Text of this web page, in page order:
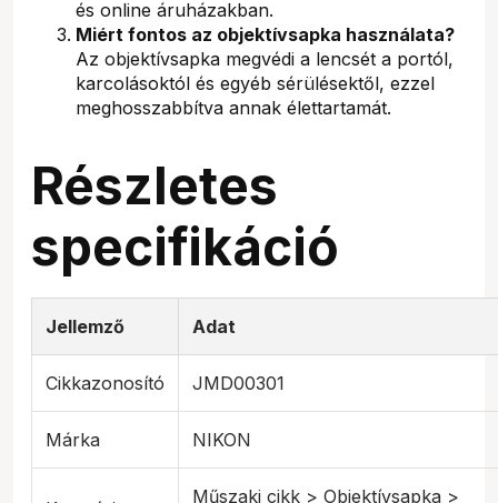
és online áruházakban.
Miért fontos az objektívsapka használata?
Az objektívsapka megvédi a lencsét a portól,
karcolásoktól és egyéb sérülésektől, ezzel
meghosszabbítva annak élettartamát.
Részletes
specifikáció
Jellemző Adat
Cikkazonosító JMD00301
Márka NIKON
Műszaki cikk > Objektívsapka >